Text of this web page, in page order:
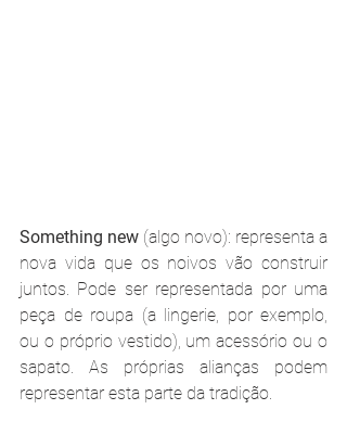
Something new (algo novo): representa a
nova vida que os noivos vão construir
juntos. Pode ser representada por uma
peça de roupa (a lingerie, por exemplo,
ou o próprio vestido), um acessório ou o
sapato. As próprias alianças podem
representar esta parte da tradição.